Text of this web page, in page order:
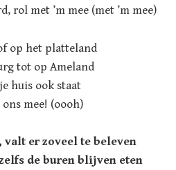
rol met ’m mee (met ’m mee)
op het platteland
tot op Ameland
huis ook staat
ons mee! (oooh)
er zoveel te beleven
de buren blijven eten